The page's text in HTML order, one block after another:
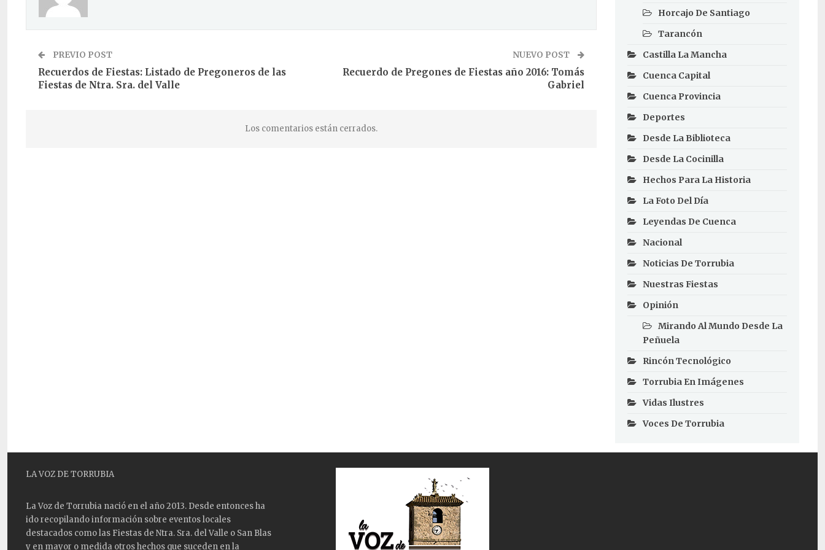
PREVIO POST
Recuerdos de Fiestas: Listado de Pregoneros de las
Fiestas de Ntra. Sra. del Valle
NUEVO POST
Recuerdo de Pregones de Fiestas año 2016: Tomás
Gabriel
Los comentarios están cerrados.
Horcajo De Santiago
Tarancón
Castilla La Mancha
Cuenca Capital
Cuenca Provincia
Deportes
Desde La Biblioteca
Desde La Cocinilla
Hechos Para La Historia
La Foto Del Día
Leyendas De Cuenca
Nacional
Noticias De Torrubia
Nuestras Fiestas
Opinión
Mirando Al Mundo Desde La
Peñuela
Rincón Tecnológico
Torrubia En Imágenes
Vidas Ilustres
Voces De Torrubia
LA VOZ DE TORRUBIA
La Voz de Torrubia nació en el año 2013. Desde entonces ha
ido recopilando información sobre eventos locales
destacados como las Fiestas de Ntra. Sra. del Valle o San Blas
y en mayor o medida otros hechos que suceden en la